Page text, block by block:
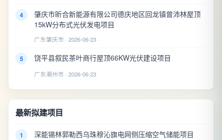
4
肇庆市昕合新能源有限公司德庆地区回龙镇曾沛林屋顶
15kW分布式光伏发电项目
广东肇庆市 · 2026-06-23
5 饶平县叙民茶叶商行屋顶66KW光伏建设项目
广东潮州市 · 2026-06-23
最新拟建项目
1 深能锡林郭勒西乌珠穆沁旗电网侧压缩空气储能项目